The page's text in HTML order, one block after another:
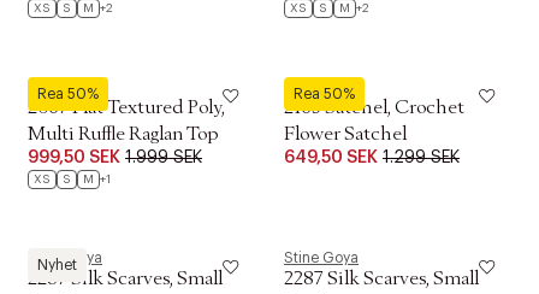
XS S M +2 XS S M +2
Rea 50%
Stine Goya
2067 Flat Textured Poly,
Multi Ruffle Raglan Top
999,50 SEK 1.999 SEK
XS S M +1
Rea 50%
Stine Goya
2163 Satchel, Crochet
Flower Satchel
649,50 SEK 1.299 SEK
Nyhet
Stine Goya
2287 Silk Scarves, Small
Stine Goya
2287 Silk Scarves, Small